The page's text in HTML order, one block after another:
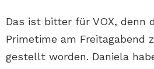
Das ist bitter für VOX, denn
Primetime am Freitagabend
gestellt worden. Daniela